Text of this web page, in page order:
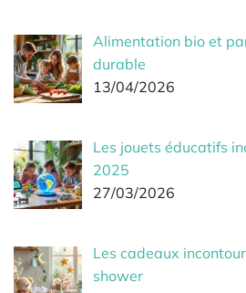
Alimentation bio et
durable
13/04/2026
Les jouets éducatifs
2025
27/03/2026
Les cadeaux
shower